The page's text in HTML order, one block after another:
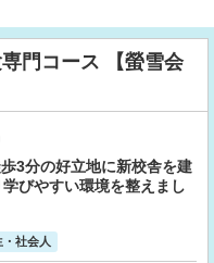
門コース 【螢雪会
3分の好立地に新校舎を建
びやすい環境を整えまし
社会人